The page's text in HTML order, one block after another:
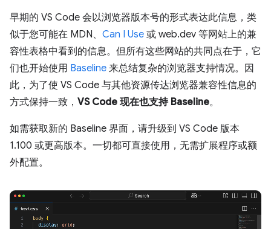
早期的 VS Code 会以浏览器版本号的形式表达此信息，类
似于您可能在 MDN、 Can I Use 或 web.dev 等网站上的兼
容性表格中看到的信息。但所有这些网站的共同点在于，它
们也开始使用 Baseline 来总结复杂的浏览器支持情况。因
此，为了使 VS Code 与其他资源传达浏览器兼容性信息的
方式保持一致， VS Code 现在也支持 Baseline。
如需获取新的 Baseline 界面，请升级到 VS Code 版本
1.100 或更高版本。一切都可直接使用，无需扩展程序或额
外配置。